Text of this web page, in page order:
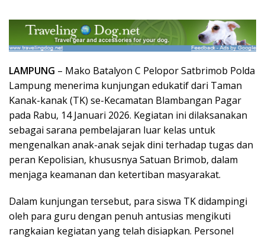
LAMPUNG – Mako Batalyon C Pelopor Satbrimob Polda
Lampung menerima kunjungan edukatif dari Taman
Kanak-kanak (TK) se-Kecamatan Blambangan Pagar
pada Rabu, 14 Januari 2026. Kegiatan ini dilaksanakan
sebagai sarana pembelajaran luar kelas untuk
mengenalkan anak-anak sejak dini terhadap tugas dan
peran Kepolisian, khususnya Satuan Brimob, dalam
menjaga keamanan dan ketertiban masyarakat.
Dalam kunjungan tersebut, para siswa TK didampingi
oleh para guru dengan penuh antusias mengikuti
rangkaian kegiatan yang telah disiapkan. Personel